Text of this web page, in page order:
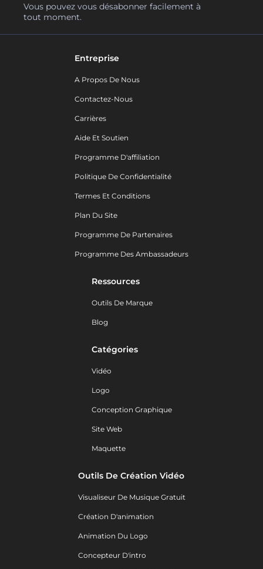
Vous pouvez vous désabonner facilement à
tout moment.
Entreprise
A Propos De Nous
Contactez-Nous
Carrières
Aide Et Soutien
Programme D'affiliation
Politique De Confidentialité
Termes Et Conditions
Plan Du Site
Programme De Partenaires
Programme Des Ambassadeurs
Ressources
Outils De Marque
Blog
Catégories
Vidéo
Logo
Conception Graphique
Site Web
Maquette
Outils De Création Vidéo
Visualiseur De Musique Gratuit
Création D'animation
Animation Du Logo
Concepteur D'intro